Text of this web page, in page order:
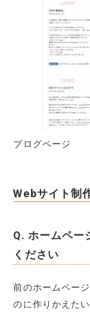
ブログページ
Webサイト制
Q. ホームペー
ください
前のホームペー
のに作りかえた